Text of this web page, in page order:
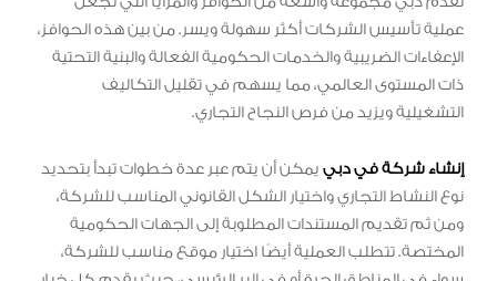
عملية تأسيس الشركات أكثر سهولة ويسر. من بين هذه الحوافز،
الإعفاءات الضريبية والخدمات الحكومية الفعالة والبنية التحتية
ذات المستوى العالمي، مما يسهم في تقليل التكاليف
التشغيلية ويزيد من فرص النجاح التجاري.
إنشاء شركة في دبي يمكن أن يتم عبر عدة خطوات تبدأ بتحديد
نوع النشاط التجاري واختيار الشكل القانوني المناسب للشركة،
ومن ثم تقديم المستندات المطلوبة إلى الجهات الحكومية
المختصة. تتطلب العملية أيضًا اختيار موقع مناسب للشركة،